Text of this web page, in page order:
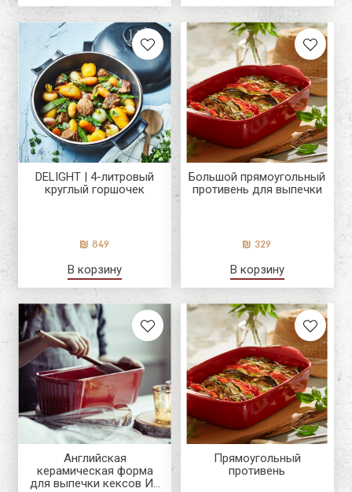
DELIGHT | 4-литровый
круглый горшочек
849
В корзину
Большой прямоугольный
противень для выпечки
329
В корзину
Английская
керамическая форма
для выпечки кексов И...
Прямоугольный
противень